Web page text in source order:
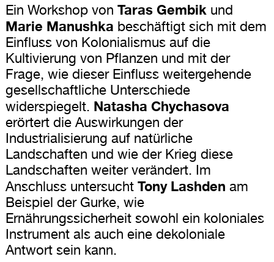
Ein Workshop von Taras Gembik und
Marie Manushka beschäftigt sich mit dem
Einfluss von Kolonialismus auf die
Kultivierung von Pflanzen und mit der
Frage, wie dieser Einfluss weitergehende
gesellschaftliche Unterschiede
widerspiegelt. Natasha Chychasova
erörtert die Auswirkungen der
Industrialisierung auf natürliche
Landschaften und wie der Krieg diese
Landschaften weiter verändert. Im
Anschluss untersucht Tony Lashden am
Beispiel der Gurke, wie
Ernährungssicherheit sowohl ein koloniales
Instrument als auch eine dekoloniale
Antwort sein kann.